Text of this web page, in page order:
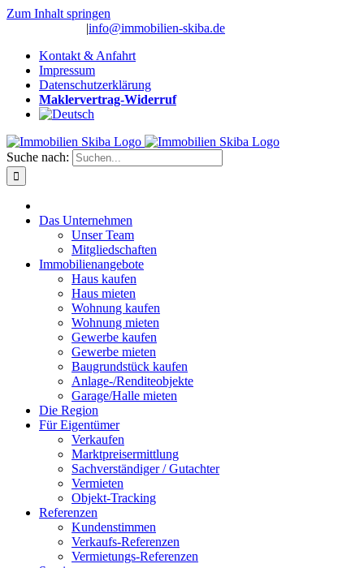
Zum Inhalt springen
|info@immobilien-skiba.de
Kontakt & Anfahrt
Impressum
Datenschutzerklärung
Maklervertrag-Widerruf
Suche nach:
Das Unternehmen
Unser Team
Mitgliedschaften
Immobilienangebote
Haus kaufen
Haus mieten
Wohnung kaufen
Wohnung mieten
Gewerbe kaufen
Gewerbe mieten
Baugrundstück kaufen
Anlage-/Renditeobjekte
Garage/Halle mieten
Die Region
Für Eigentümer
Verkaufen
Marktpreisermittlung
Sachverständiger / Gutachter
Vermieten
Objekt-Tracking
Referenzen
Kundenstimmen
Verkaufs-Referenzen
Vermietungs-Referenzen